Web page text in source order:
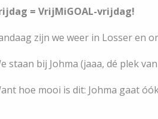
= VrijMiGOAL-vrijdag!
zijn we weer in Losser en
staan bij Johma (jaaa, dé plek
hoe mooi is dit: Johma gaat